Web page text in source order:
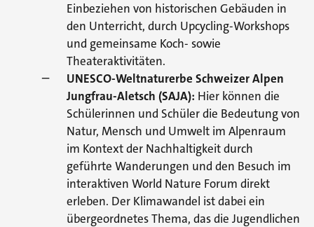
Einbeziehen von historischen Gebäuden in
den Unterricht, durch Upcycling-Workshops
und gemeinsame Koch- sowie
Theateraktivitäten.
UNESCO-Weltnaturerbe Schweizer Alpen
Jungfrau-Aletsch (SAJA): Hier können die
Schülerinnen und Schüler die Bedeutung von
Natur, Mensch und Umwelt im Alpenraum
im Kontext der Nachhaltigkeit durch
geführte Wanderungen und den Besuch im
interaktiven World Nature Forum direkt
erleben. Der Klimawandel ist dabei ein
übergeordnetes Thema, das die Jugendlichen